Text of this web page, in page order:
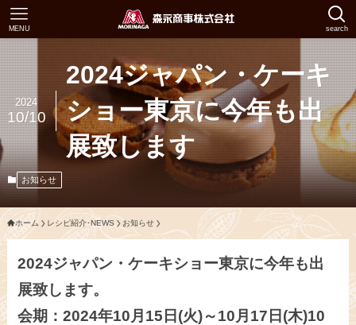
search
MENU
2024ジャパン・ケーキ
ショー東京に今年も出
展致します
2024
10/10
お知らせ
ホーム レシピ紹介･NEWS お知らせ
2024ジャパン・ケーキショー東京に今年も出
展致します。
会期：2024年10月15日(火)～10月17日(木)10